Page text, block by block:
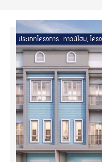
ประเภทโครงการ :ทาวน์โฮม,โคร